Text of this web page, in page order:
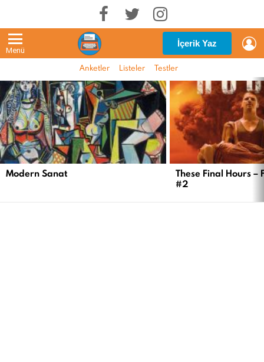
Menü
İçerik Yaz
Anketler Listeler Testler
EN
YENI
İÇERIKLER
Modern Sanat
These Final Hours –
#2